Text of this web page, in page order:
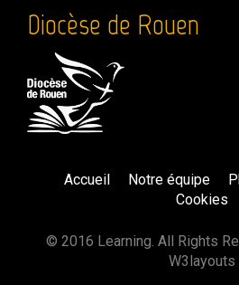
Diocèse de Rouen
Accueil Notre équipe
Cookies
© 2016 Learning. All Rights
W3layouts